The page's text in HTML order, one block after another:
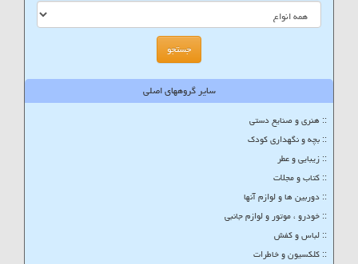
سایر گروههای اصلی
:: هنری و صنایع دستی
:: بچه و نگهداری کودک
:: زیبایی و عطر
:: کتاب و مجلات
:: دوربین ها و لوازم آنها
:: خودرو ، موتور و لوازم جانبی
:: لباس و کفش
:: کلکسیون و خاطرات